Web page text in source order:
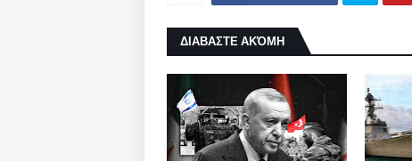
ΔΙΑΒΑΣΤΕ ΑΚΌΜΗ